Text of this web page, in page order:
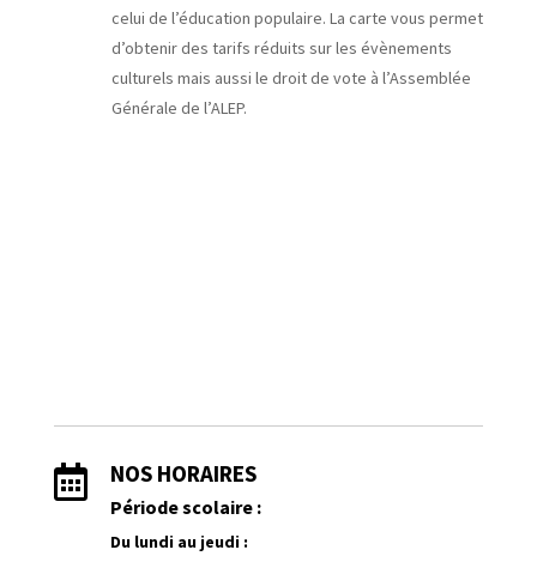
celui de l’éducation populaire. La carte vous permet
d’obtenir des tarifs réduits sur les évènements
culturels mais aussi le droit de vote à l’Assemblée
Générale de l’ALEP.
 NOS HORAIRES
Période scolaire :
Du lundi au jeudi :